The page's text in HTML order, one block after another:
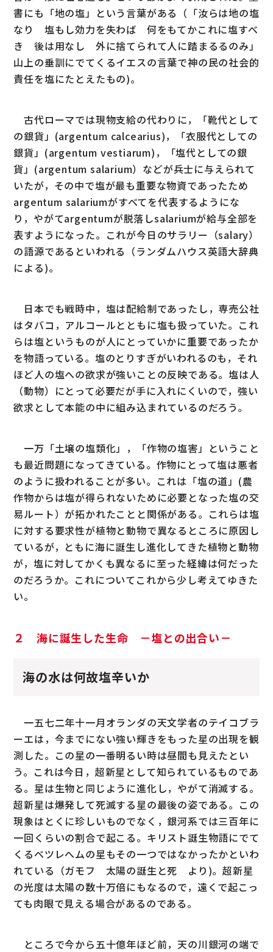
書にも「地の塩」という言葉がある（「汝らは地の塩
なり 塩もし効力を失わば 何をもてかこれに塩すべ
き 後は用なし 外に捨てられて人に踏まるるのみ」
山上の垂訓にでてくるイエスの言葉で神の民の社会的
責任を塩にたとえたもの)。
古代ローマでは現物支給の代わりに，「靴代として
の銀貨」(argentum calcearius)，「衣服代としての
銀貨」(argentum vestiarum)，「塩代としての銀
貨」(argentum salarium）などが兵士に与えられて
いたが，その中で塩が最も重要な物資であったため
argentum salariumがすべてを代表するようにな
り，やがてargentumが脱落しsalariumが給与全部を
表すようになった。これが今日のサラリー（salary）
の語源であるといわれる（ランダムハウス英語大辞典
による)。
日本でも戦時中，塩は配給制であったし，専売公社
はタバコ，アルコールとともに塩も扱っていた。これ
らは塩というものが人にとっていかに重要であったか
を物語っている。塩のとりすぎがいわれるのも，それ
ほど人の塩への欲求が強いことの反映である。塩は人
（動物）にとって必要だが手に入れにくいので，強い
欲求として本能の中に組み込まれているのだろう。
一万「土壌の塩類化」，「作物の塩害」ということ
も最近問題になってきている。作物にとって塩は悪者
のように扱われることが多い。これは「塩の道」(農
作物からは塩が得られないために必要となった塩の交
易ルート）が拓かれたことと関係がある。これらは塩
に対する要求性が植物と動物で異なるところに原因し
ているが，ともに海に誕生し進化してきた植物と動物
が，塩に対してかくも異なるに至った経緯は何だった
のだろうか。これについてこれから少し考えてゆきた
い。
２ 海に誕生した生命 －塩との出合い－
海の水は何故塩辛いか
一五七二年十一月オランダの天文学者のテイコブラ
ーエは，今までにない強い輝きをもった星の出現を観
測した。この星の一番明るい時は昼間も見えたとい
う。これは今日，超新星として知られているものであ
る。星は生物と同じように進化し，やがて消滅する。
超新星は爆発して死滅する星の最後の姿である。この
現象はとくに珍しいものでなく，銀河系では三百年に
一回くらいの割合で起こる。キリスト誕生物語にでて
くるベツレへムの星もその一つではなかったかといわ
れている（ガモフ 太陽の誕生と死 より)。超新星
の光度は太陽の数十万倍にもなるので，遠くで起こっ
ても肉眼で見える場合があるのである。
ところで今から五十億年ほど前，天の川銀河の端で